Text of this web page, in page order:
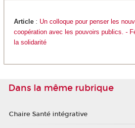
Article : Un colloque pour penser les
coopération avec les pouvoirs publics. -
la solidarité
Dans la même rubrique
Chaire Santé intégrative